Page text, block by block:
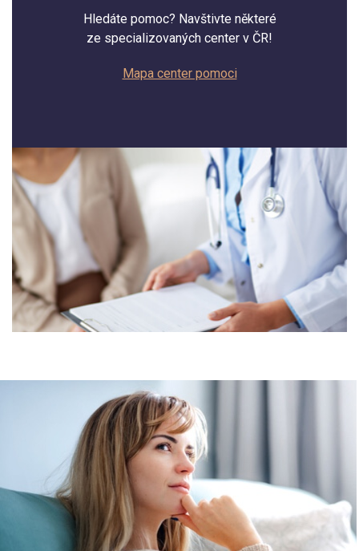
Hledáte pomoc? Navštivte některé
ze specializovaných center v ČR!
Mapa center pomoci